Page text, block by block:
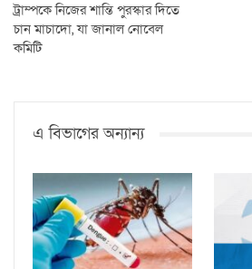
ট্রাম্পকে নিজের শান্তি পুরস্কার দিতে
চান মাচাদো, যা জানাল নোবেল
কমিটি
এ বিভাগের অন্যান্য